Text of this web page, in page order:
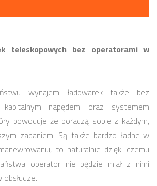
teleskopowych bez operatorami w
wynajem ładowarek także bez
napędem oraz systemem
powoduje że poradzą sobie z każdym,
zadaniem. Są także bardzo ładne w
to naturalnie dzięki czemu
operator nie będzie miał z nimi